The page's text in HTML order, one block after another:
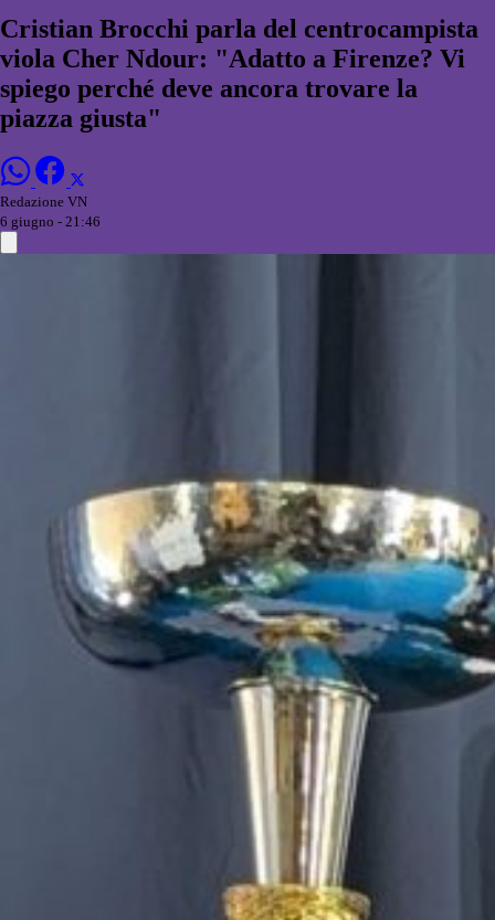
Cristian Brocchi parla del centrocampista
viola Cher Ndour: "Adatto a Firenze? Vi
spiego perché deve ancora trovare la
piazza giusta"
Redazione VN
6 giugno - 21:46